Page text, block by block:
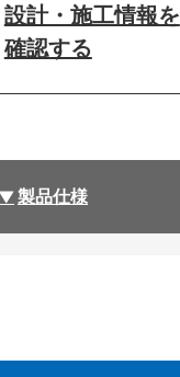
設計・施工情報を
確認する
製品仕様